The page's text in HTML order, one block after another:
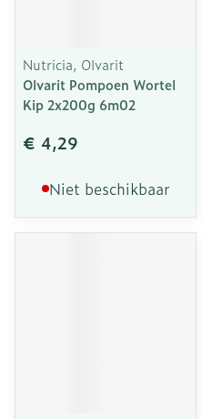
Nutricia, Olvarit
Olvarit Pompoen Wortel
Kip 2x200g 6m02
€ 4,29
Niet beschikbaar